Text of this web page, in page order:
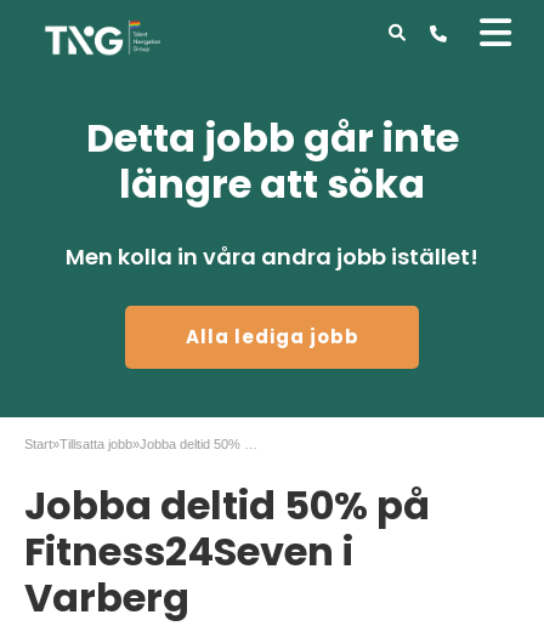
Detta jobb går inte
längre att söka
Men kolla in våra andra jobb istället!
Alla lediga jobb
Start»Tillsatta jobb»
Jobba deltid 50% på
Fitness24Seven i
Varberg